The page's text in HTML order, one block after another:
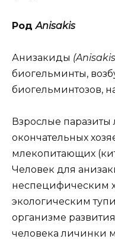
РодAnisakis
Анизакиды
биогельминты,
биогельминтозов,
Взрослые
окончательных
млекопитающих
Человек для
неспецифическим
экологическим
организме
человека личинки